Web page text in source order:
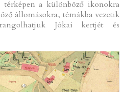
térképen a különböző ikonokra
állomásokra, témákba vezetik
Jókai kertjét és